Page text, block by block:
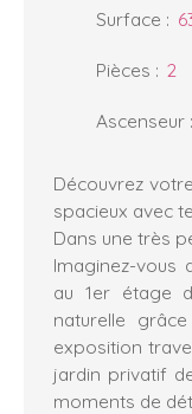
Surface :
Pièces : 2
Ascenseur :
Découvrez
spacieux avec
Dans une très
Imaginez-vous
au 1er étage
naturelle
exposition
jardin privatif
moments de